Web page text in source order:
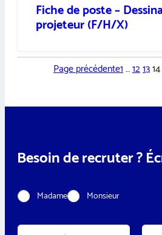
Fiche de poste –
projeteur (F/H/X)
Page précédente1…121314
Besoin de recruter ?
C
i
Madame Monsieur
N